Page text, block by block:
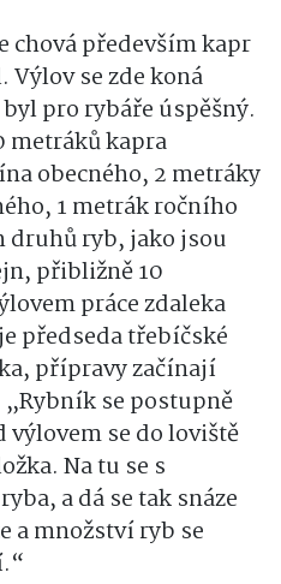
chová především kapr
Výlov se zde koná
pro rybáře úspěšný.
metráků kapra
obecného, 2 metráky
1 metrák ročního
druhů ryb, jako jsou
přibližně 10
práce zdaleka
předseda třebíčské
přípravy začínají
se postupně
výlovem se do loviště
Na tu se s
a dá se tak snáze
a množství ryb se